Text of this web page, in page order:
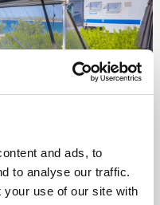
and ads, to
to analyse our traffic.
your use of our site with